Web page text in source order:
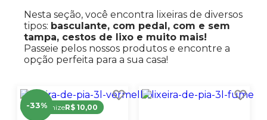
Nesta seção, você encontra lixeiras de diversos
tipos: basculante, com pedal, com e sem
tampa, cestos de lixo e muito mais!
Passeie pelos nossos produtos e encontre a
opção perfeita para a sua casa!
-33%
EconomizeR$ 10,00